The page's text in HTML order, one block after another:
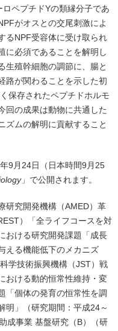
ペプチドYの類縁分子であ
がオスとの交尾刺激によ
るNPF受容体に受け取られ
に必須であることを解明し
生殖幹細胞の調節に、腸と
路が関わることを示した初
保存されたペプチドホルモ
回の成果は動物に共通した
ズムの解明に貢献すること
9月24日（日本時間9月25
」で公開されます。
研究開発機構（AMED）革
）「全ライフコースを対
おける研究開発課題「成長
える機能低下のメカニズ
学技術振興機構（JST）戦
おける動的恒常性維持・変
「個体の発育の恒常性を調
明」（研究期間：平成24～
成事業 基盤研究（B）（研